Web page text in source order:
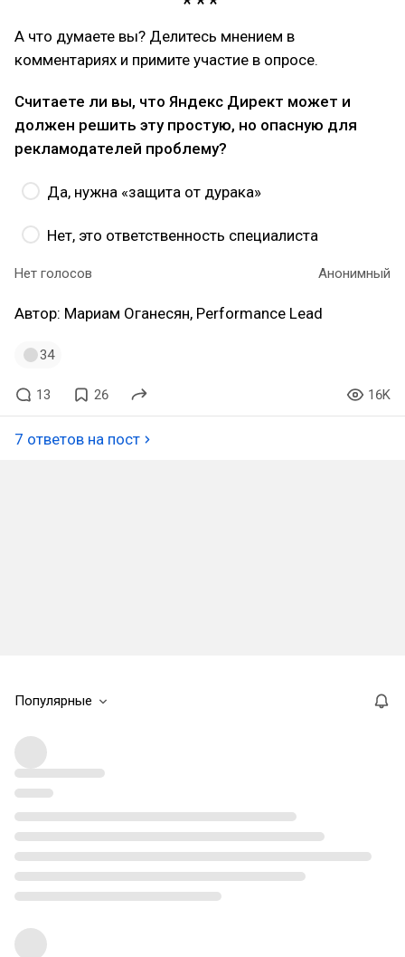
А что думаете вы? Делитесь мнением в
комментариях и примите участие в опросе.
Считаете ли вы, что Яндекс Директ может и
должен решить эту простую, но опасную для
рекламодателей проблему?
Да, нужна «защита от дурака»
Нет, это ответственность специалиста
Нет голосов Анонимный
Автор: Мариам Оганесян, Performance Lead
34
13 26 16K
7 ответов на пост
Популярные